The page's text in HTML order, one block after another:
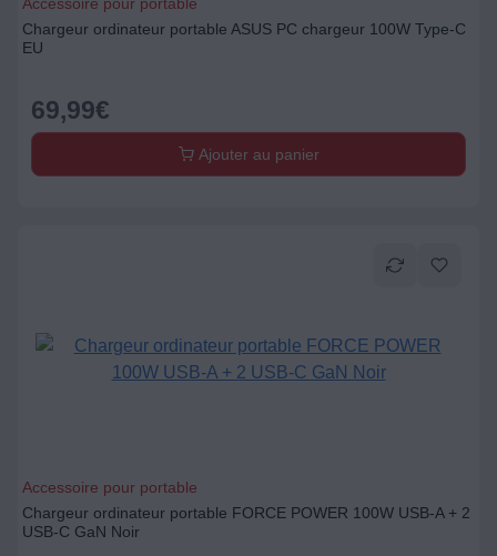
Chargeur ordinateur portable ASUS PC chargeur 100W Type-C
EU
69,99€
Ajouter au panier
Accessoire pour portable
Chargeur ordinateur portable FORCE POWER 100W USB-A + 2
USB-C GaN Noir